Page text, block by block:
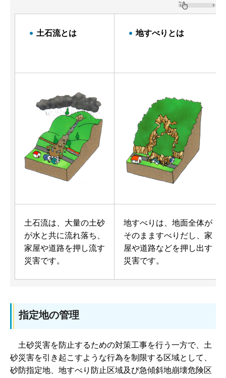
土石流とは 地すべりとは
土石流は、大量の土砂
が水と共に流れ落ち、
家屋や道路を押し流す
災害です。
地すべりは、地面全体が
そのまますべりだし、家
屋や道路などを押し出す
災害です。
指定地の管理
土砂災害を防止するための対策工事を行う一方で、土
砂災害を引き起こすような行為を制限する区域として、
砂防指定地、地すべり防止区域及び急傾斜地崩壊危険区